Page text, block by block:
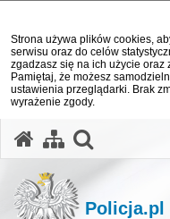
Strona używa plików cookies,
serwisu oraz do celów
zgadzasz się na ich użycie
Pamiętaj, że możesz
ustawienia przeglądarki. Brak
wyrażenie zgody.
Policja.pl